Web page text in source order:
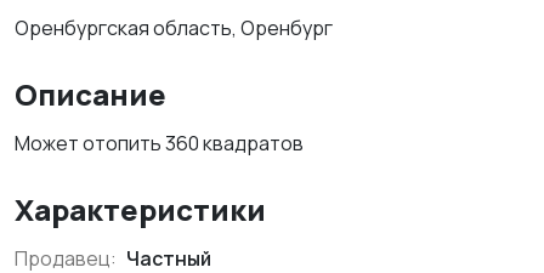
Оренбургская область, Оренбург
Описание
Может отопить 360 квадратов
Характеристики
Продавец: Частный